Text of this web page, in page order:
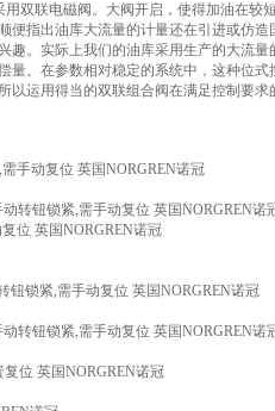
双联电磁阀。大阀开启，使得加油在较
便指出油库大流量的计量还在引进或仿造
趣。实际上我们的油库采用生产的大流量
量。在参数相对稳定的系统中，这种位式
以运用得当的双联组合阀在满足控制要求
手动复位 英国NORGREN诺冠
转钮锁紧,需手动复位 英国NORGREN诺
位 英国NORGREN诺冠
钮锁紧,需手动复位 英国NORGREN诺冠
转钮锁紧,需手动复位 英国NORGREN诺
位 英国NORGREN诺冠